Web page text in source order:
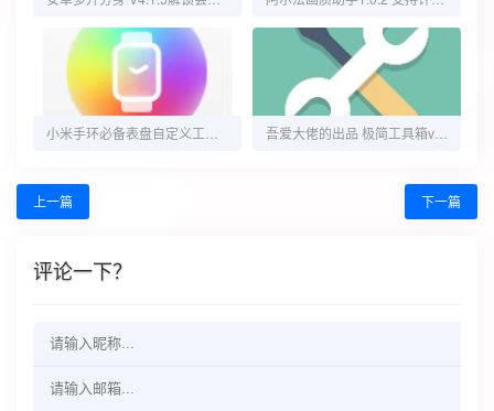
上一篇 下一篇
评论一下？